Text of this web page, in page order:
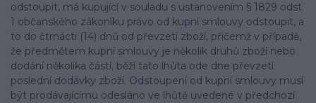
odstoupit, má kupující v souladu s ustanovením § 1829 odst.
1 občanského zákoníku právo od kupní smlouvy odstoupit, a
to do čtrnácti (14) dnů od převzetí zboží, přičemž v případě,
že předmětem kupní smlouvy je několik druhů zboží nebo
dodání několika částí, běží tato lhůta ode dne převzetí
poslední dodávky zboží. Odstoupení od kupní smlouvy musí
být prodávajícímu odesláno ve lhůtě uvedené v předchozí